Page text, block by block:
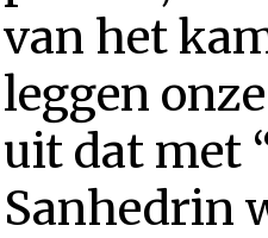
van het
leggen
uit dat met
Sanhedrin